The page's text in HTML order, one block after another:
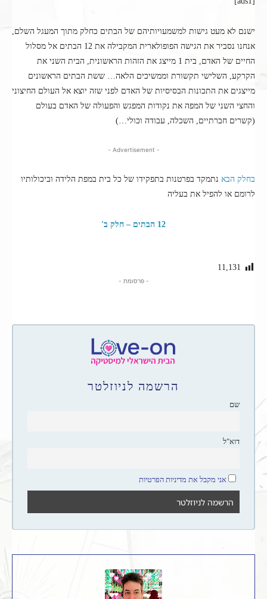
ישנם לא מעט גישות למשמעויותיהם של הבתים כחלק מתוך המעגל השלם,
אנחנו נסביר את הגישה הפופולארית המקבילה את 12 הבתים אל מסלול
החיים של האדם, בית 1 מייצג את הזהות הראשונית, הבית השני את
הקרקע, השלישי תקשורת וממשיכים הלאה… ששת הבתים הראשונים
מייצגים את התכונות הבסיסיות של האדם לפני שזה יוצא אל העולם החיצוני
והחצי השני של המפה את נקודות המפגש והפעולה של האדם בעולם
(קשרים חברתיים, השכלה, עבודה וכולי…)
- Advertisement -
בחלק הבא נתמקד בפרטנות בתפקידו של כל בית במפת הלידה וביכולותיו
לרומם או להפיל את בעליה
12 הבתים – חלק ב'
11,131
- פרסומת -
הרשמה לניוזלטר
שם
דוא"ל
אני מקבל את מדיניות הפרטיות